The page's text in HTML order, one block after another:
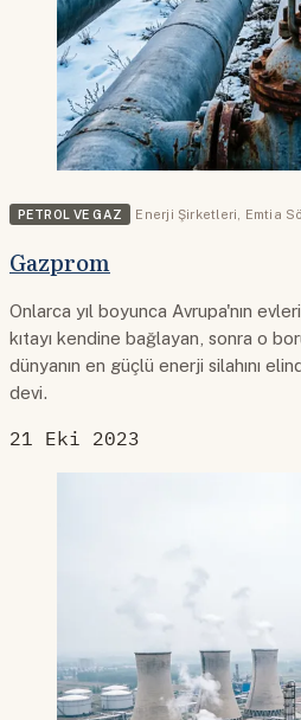
PETROL VE GAZ Enerji Şirketleri Emtia
Gazprom
Onlarca yıl boyunca Avrupa'nın
kıtayı kendine bağlayan, sonra o
dünyanın en güçlü enerji silahını
devi.
21 Eki 2023